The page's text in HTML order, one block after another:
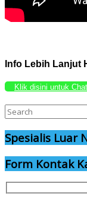
Info Lebih Lanjut
Klik disini untuk
Spesialis Luar
Form Kontak